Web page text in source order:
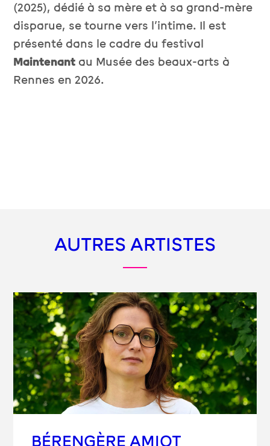
(2025), dédié à sa mère et à sa grand-mère
disparue, se tourne vers l’intime. Il est
présenté dans le cadre du festival
Maintenant au Musée des beaux-arts à
Rennes en 2026.
AUTRES ARTISTES
BÉRENGÈRE AMIOT